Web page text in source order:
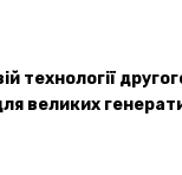
технології
великих